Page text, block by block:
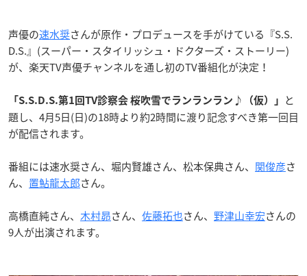
声優の速水奨さんが原作・プロデュースを手がけている『S.S.
D.S.』(スーパー・スタイリッシュ・ドクターズ・ストーリー)
が、楽天TV声優チャンネルを通し初のTV番組化が決定！
「S.S.D.S.第1回TV診察会 桜吹雪でランランラン♪（仮）」
と
題し、4月5日(日)の18時より約2時間に渡り記念すべき第一回目
が配信されます。
番組には速水奨さん、堀内賢雄さん、松本保典さん、 関俊彦さ
ん、 置鮎龍太郎さん。
高橋直純さん、 木村昴さん、 佐藤拓也さん、 野津山幸宏さんの
9人が出演されます。